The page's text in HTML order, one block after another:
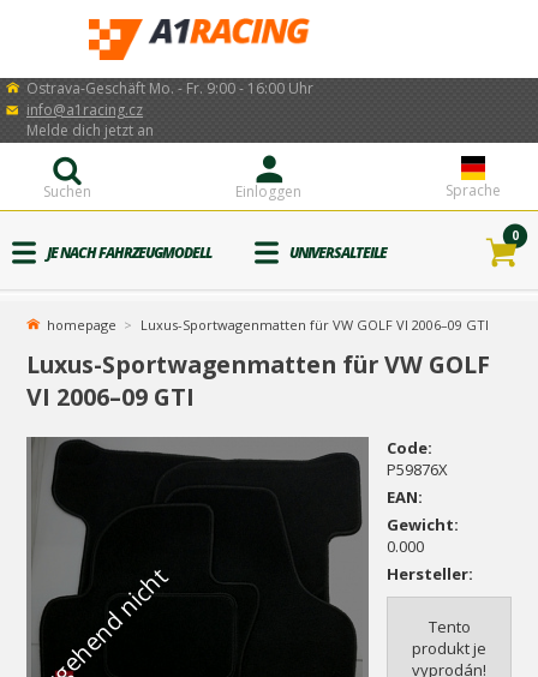
Ostrava-Geschäft Mo. - Fr. 9:00 - 16:00 Uhr
info@a1racing.cz
Sprache
Einloggen
Melde dich jetzt an
Suchen
JE NACH FAHRZEUGMODELL UNIVERSALTEILE
0
homepage Luxus-Sportwagenmatten für VW GOLF VI 2006–09 GTI
Luxus-Sportwagenmatten für VW GOLF
VI 2006–09 GTI
Code:
P59876X
EAN:
Gewicht:
0.000
Hersteller:
Tento
produkt je
vyprodán!